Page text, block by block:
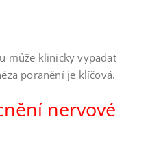
může klinicky vypadat
poranění je klíčová.
nervové